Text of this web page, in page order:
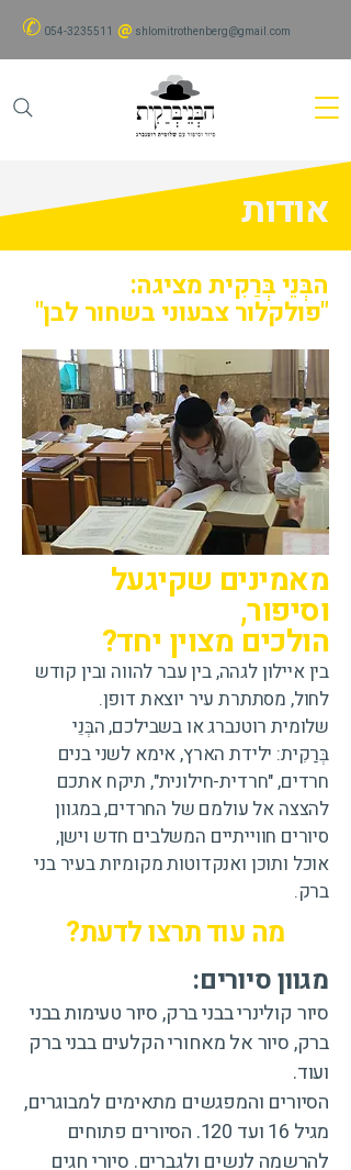
✆ 054-3235511 @ shlomitrothenberg@gmail.com
אודות
הבְּנֵי בְּרַקִית מציגה:
"פולקלור צבעוני בשחור לבן"
מאמינים שקיגעל
וסיפור,
הולכים מצוין יחד?
בין איילון לגהה, בין עבר להווה ובין קודש
לחול, מסתתרת עיר יוצאת דופן.
שלומית רוטנברג או בשבילכם, הבְּנֵי
בְּרַקִית: ילידת הארץ, אימא לשני בנים
חרדים, "חרדית-חילונית", תיקח אתכם
להצצה אל עולמם של החרדים, במגוון
סיורים חווייתיים המשלבים חדש וישן,
אוכל ותוכן ואנקדוטות מקומיות בעיר בני
ברק.
מה עוד תרצו לדעת?
מגוון סיורים:
סיור קולינרי בבני ברק, סיור טעימות בבני
ברק, סיור אל מאחורי הקלעים בבני ברק
ועוד.
הסיורים והמפגשים מתאימים למבוגרים,
מגיל 16 ועד 120. הסיורים פתוחים
להרשמה לנשים ולגברים. סיורי חגים